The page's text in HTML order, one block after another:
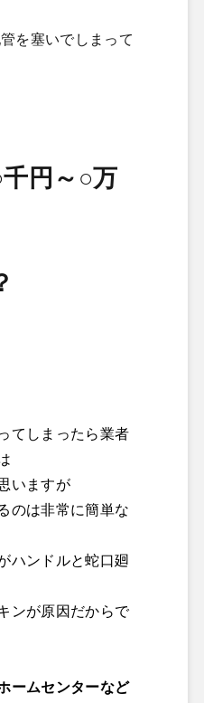
を塞いでしまって
円～○万
てしまったら業者
いますが
のは非常に簡単な
ハンドルと蛇口廻
ンが原因だからで
ームセンターなど